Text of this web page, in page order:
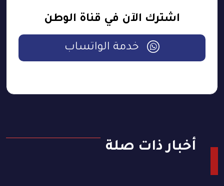
اشترك الآن في قناة الوطن
خدمة الواتساب
أخبار ذات صلة